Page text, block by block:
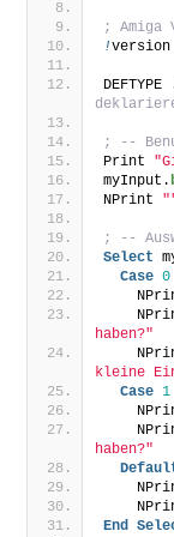
; Amiga
!
; --
Print
myInput.
NPrint
; --
Select
Case 0
haben?"
kleine
Case 1
haben?"
End